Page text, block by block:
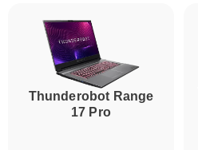
Thunderobot Range
17 Pro